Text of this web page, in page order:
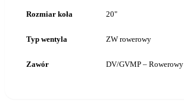
Rozmiar koła 20"
Typ wentyla ZW rowerowy
Zawór DV/GVMP – Rowerowy